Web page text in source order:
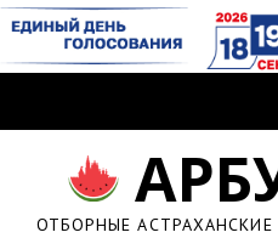
ОТБОРНЫЕ